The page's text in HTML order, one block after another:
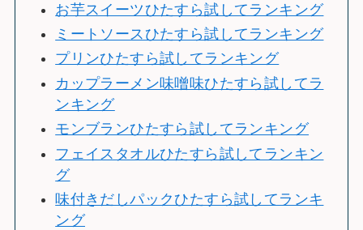
お芋スイーツひたすら試してランキング
ミートソースひたすら試してランキング
プリンひたすら試してランキング
カップラーメン味噌味ひたすら試してラ
ンキング
モンブランひたすら試してランキング
フェイスタオルひたすら試してランキン
グ
味付きだしパックひたすら試してランキ
ング